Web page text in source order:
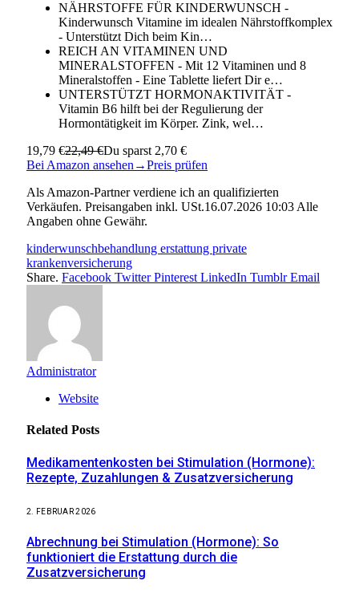
NÄHRSTOFFE FÜR KINDERWUNSCH -
Kinderwunsch Vitamine im idealen Nährstoffkomplex
- Unterstützt Dich beim Kin…
REICH AN VITAMINEN UND
MINERALSTOFFEN - Mit 12 Vitaminen und 8
Mineralstoffen - Eine Tablette liefert Dir e…
UNTERSTÜTZT HORMONAKTIVITÄT -
Vitamin B6 hilft bei der Regulierung der
Hormontätigkeit im Körper. Zink, wel…
19,79 €22,49 €Du sparst 2,70 €
Bei Amazon ansehen →Preis prüfen
Als Amazon-Partner verdiene ich an qualifizierten
Verkäufen. Preisangaben inkl. USt.16.07.2026 10:03 Alle
Angaben ohne Gewähr.
kinderwunschbehandlung erstattung private
krankenversicherung
Share. Facebook Twitter Pinterest LinkedIn Tumblr Email
Administrator
Website
Related Posts
Medikamentenkosten bei Stimulation (Hormone):
Rezepte, Zuzahlungen & Zusatzversicherung
2. FEBRUAR 2026
Abrechnung bei Stimulation (Hormone): So
funktioniert die Erstattung durch die
Zusatzversicherung